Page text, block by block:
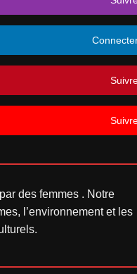
des femmes . Notre
l’environnement et les